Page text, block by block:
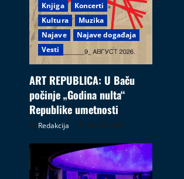
Knjiga
Koncerti
Kultura
Muzika
Najave
Najave događaja
Vesti
ART REPUBLICA: U Baču
počinje „Godina nulta“
Republike umetnosti
Redakcija 05.08.2026